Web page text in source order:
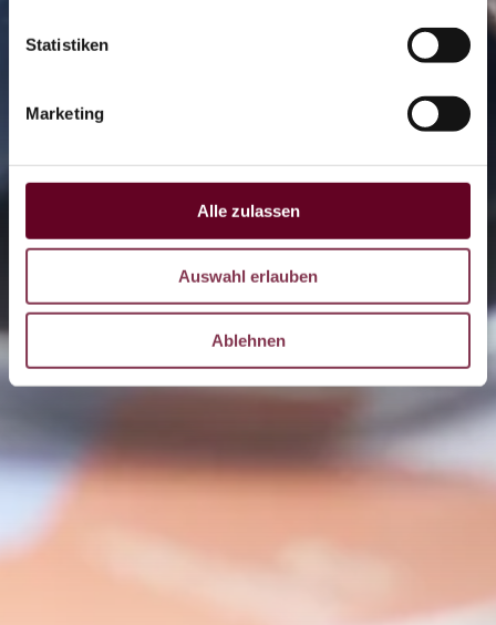
Statistiken
Marketing
Alle zulassen
Auswahl erlauben
Ablehnen
Coaster